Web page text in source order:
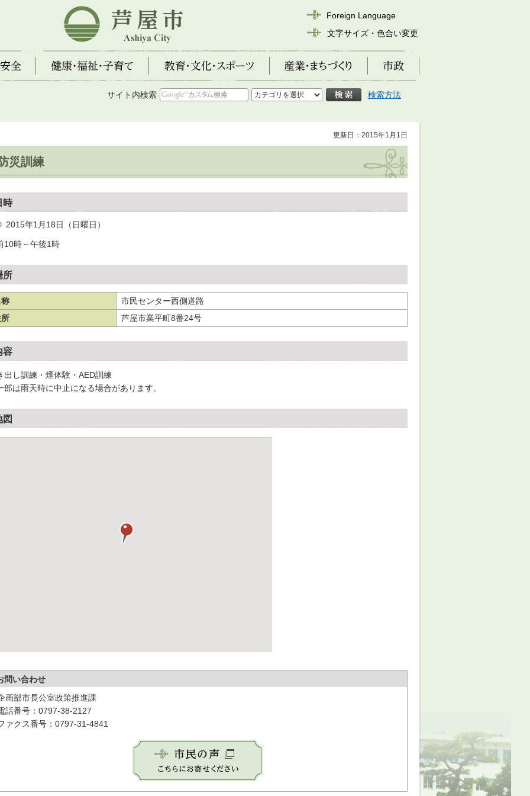
芦屋市
Foreign Language
文字サイズ・色合い変更
健康・福祉・子育て 教育・文化・スポーツ 産業・まちづくり 市政
サイト内検索 検索方法
更新日：2015年1月1日
災訓練
時
2015年1月18日（日曜日）
10時～午後1時
所
市民センター西側道路
芦屋市業平町8番24号
容
出し訓練・煙体験・AED訓練
は雨天時に中止になる場合があります。
図
問い合わせ
画部市長公室政策推進課
話番号：0797-38-2127
ァクス番号：0797-31-4841